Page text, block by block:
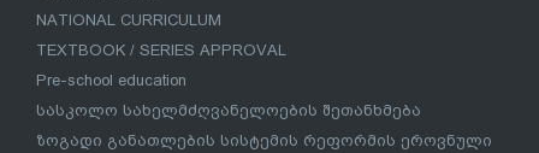
NATIONAL CURRICULUM
TEXTBOOK / SERIES APPROVAL
Pre-school education
სასკოლო სახელმძღვანელოების შეთანხმება
ზოგადი განათლების სისტემის რეფორმის ეროვნული